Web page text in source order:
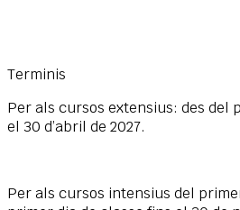
Terminis
Per als cursos extensius: des del
el 30 d’abril de 2027.
Per als cursos intensius del